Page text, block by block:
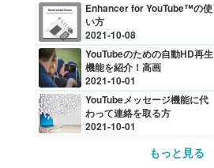
Enhancer for YouTube™の使
い方
2021-10-08
YouTubeのための自動HD再生
機能を紹介！高画
2021-10-01
YouTubeメッセージ機能に代
わって連絡を取る方
2021-10-01
もっと見る